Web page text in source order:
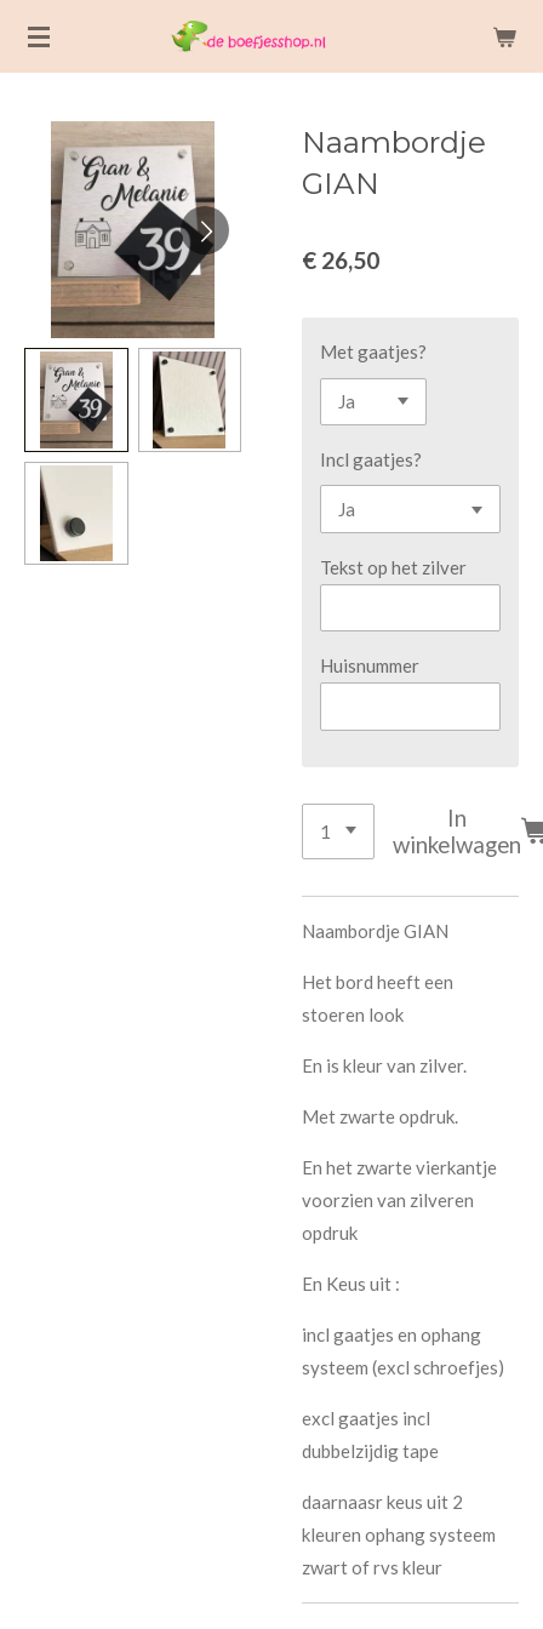
Ga
hoofdinhoud
Naambordje
GIAN
€ 26,50
Met gaatjes?
Incl gaatjes?
Tekst op het zilver
Huisnummer
In
winkelwagen
Naambordje GIAN
Het bord heeft een
stoeren look
En is kleur van zilver.
Met zwarte opdruk.
En het zwarte vierkantje
voorzien van zilveren
opdruk
En Keus uit :
incl gaatjes en ophang
systeem (excl schroefjes)
excl gaatjes incl
dubbelzijdig tape
daarnaasr keus uit 2
kleuren ophang systeem
zwart of rvs kleur